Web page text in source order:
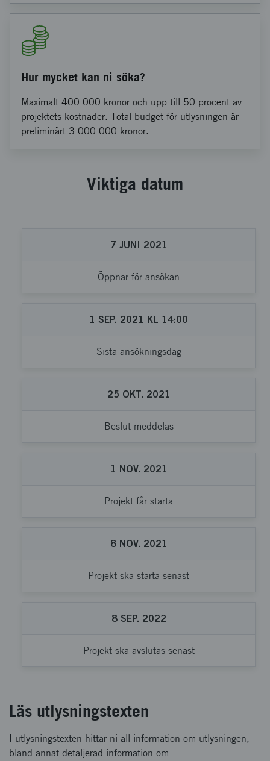
Hur mycket kan ni söka?
Maximalt 400 000 kronor och upp till 50 procent av
projektets kostnader. Total budget för utlysningen är
preliminärt 3 000 000 kronor.
Viktiga datum
7 JUNI 2021
Öppnar för ansökan
1 SEP. 2021 KL 14:00
Sista ansökningsdag
25 OKT. 2021
Beslut meddelas
1 NOV. 2021
Projekt får starta
8 NOV. 2021
Projekt ska starta senast
8 SEP. 2022
Projekt ska avslutas senast
Läs utlysningstexten
I utlysningstexten hittar ni all information om utlysningen,
bland annat detaljerad information om